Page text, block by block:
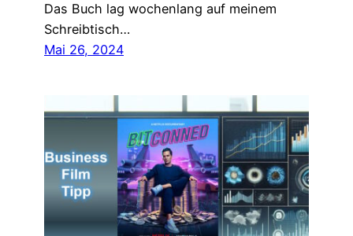
Das Buch lag wochenlang auf meinem
Schreibtisch…
Mai 26, 2024